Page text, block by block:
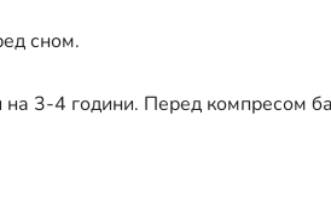
сном.
на 3-4 години. Перед компресом